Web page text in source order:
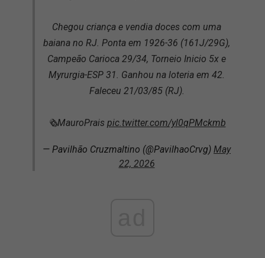
Chegou criança e vendia doces com uma
baiana no RJ. Ponta em 1926-36 (161J/29G),
Campeão Carioca 29/34, Torneio Inicio 5x e
Myrurgia-ESP 31. Ganhou na loteria em 42.
Faleceu 21/03/85 (RJ).
🗞MauroPrais pic.twitter.com/yl0qPMckmb
— Pavilhão Cruzmaltino (@PavilhaoCrvg) May
22, 2026